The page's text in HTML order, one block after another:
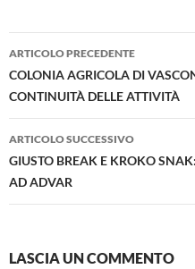
Navigazione
articolo
ARTICOLO PRECEDENTE
COLONIA AGRICOLA DI
CONTINUITÀ DELLE ATTIVITÀ
ARTICOLO SUCCESSIVO
GIUSTO BREAK E KROKO
AD ADVAR
LASCIA UN COMMENTO